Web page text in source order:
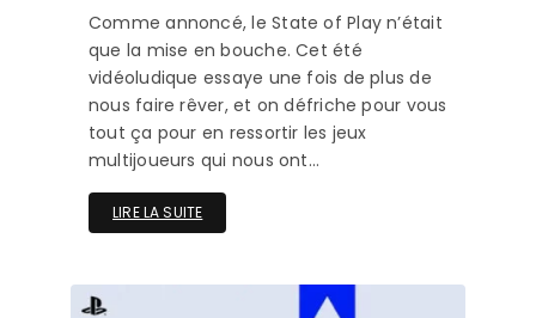
Comme annoncé, le State of Play n’était
que la mise en bouche. Cet été
vidéoludique essaye une fois de plus de
nous faire rêver, et on défriche pour vous
tout ça pour en ressortir les jeux
multijoueurs qui nous ont…
LIRE LA SUITE